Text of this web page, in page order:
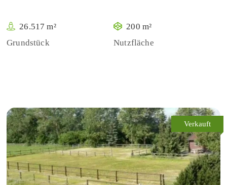
26.517 m²
Grundstück
200 m²
Nutzfläche
Verkauft